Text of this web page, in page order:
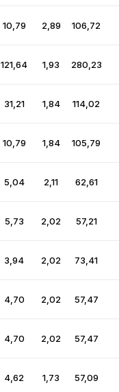
10,79 2,89 106,72
121,64 1,93 280,23
31,21 1,84 114,02
10,79 1,84 105,79
5,04 2,11 62,61
5,73 2,02 57,21
3,94 2,02 73,41
4,70 2,02 57,47
4,70 2,02 57,47
4,62 1,73 57,09